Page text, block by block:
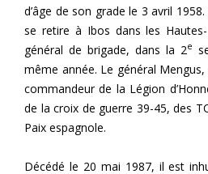
d’âge de son grade le 3 avril
se retire à Ibos dans les
général de brigade, dans la 2e
même année. Le général
commandeur de la Légion
de la croix de guerre 39-45, des
Paix espagnole.
Décédé le 20 mai 1987, il est